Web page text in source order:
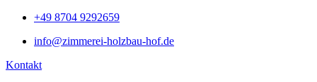
+49 8704 9292659
info@zimmerei-holzbau-hof.de
Kontakt